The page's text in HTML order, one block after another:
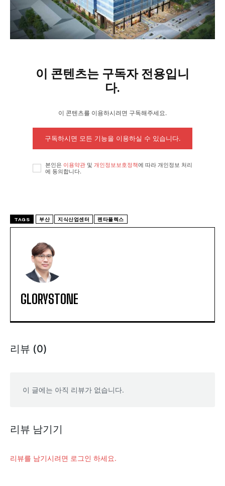
이 콘텐츠는 구독자 전용입니
다.
이 콘텐츠를 이용하시려면 구독해주세요.
구독하시면 모든 기능을 이용하실 수 있습니다.
본인은 이용약관 및 개인정보보호정책에 따라 개인정보 처리
에 동의합니다.
TAGS 부산 지식산업센터 펜타플렉스
GLORYSTONE
리뷰 (0)
이 글에는 아직 리뷰가 없습니다.
리뷰 남기기
리뷰를 남기시려면 로그인 하세요.